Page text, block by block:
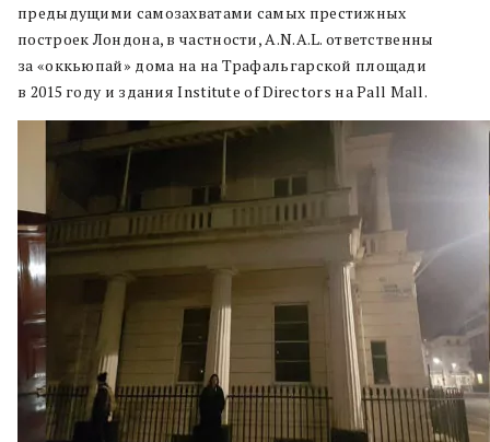
предыдущими самозахватами самых престижных
построек Лондона, в частности, A.N.A.L. ответственны
за «оккьюпай» дома на на Трафальгарской площади
в 2015 году и здания Institute of Directors на Pall Mall.